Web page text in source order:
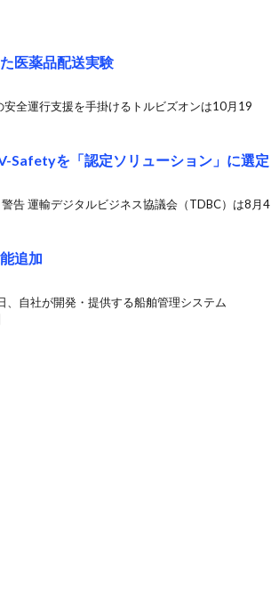
医薬品配送実験
全運行支援を手掛けるトルビズオンは10月19
Safetyを「認定ソリューション」に選定
告 運輸デジタルビジネス協議会（TDBC）は8月4
追加
自社が開発・提供する船舶管理システム